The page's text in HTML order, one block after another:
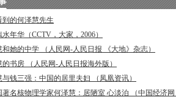
到的何泽慧先生
年华（CCTV，大家，2006）
和她的中学 （人民网-人民日报 《大地》杂志）
的书房 （人民网-人民日报海外版）
与钱三强：中国的居里夫妇 （凤凰资讯）
著名核物理学家何泽慧：居陋室 心淡泊 （中国经济